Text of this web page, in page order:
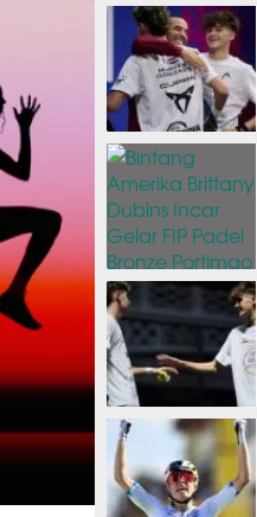
1 jam 32 menit lalu
9 jam 43 menit lalu
12 jam 23 menit lalu
12 jam 33 menit lalu